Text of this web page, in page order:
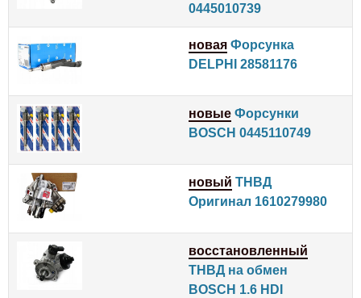
0445010739
новая Форсунка
DELPHI 28581176
новые Форсунки
BOSCH 0445110749
новый ТНВД
Оригинал 1610279980
восстановленный
ТНВД на обмен
BOSCH 1.6 HDI